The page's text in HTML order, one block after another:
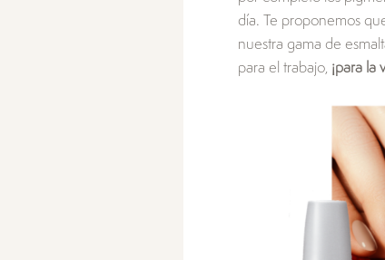
día. Te proponemos
nuestra gama de
para el trabajo, ¡para la